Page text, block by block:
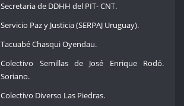
Secretaria de DDHH del PIT- CNT.
Servicio Paz y Justicia (SERPAJ Uruguay).
Tacuabé Chasqui Oyendau.
Colectivo Semillas de José Enrique Rodó.
Soriano.
Colectivo Diverso Las Piedras.